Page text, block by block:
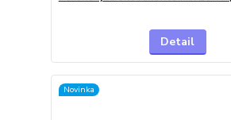
Detail
Novinka